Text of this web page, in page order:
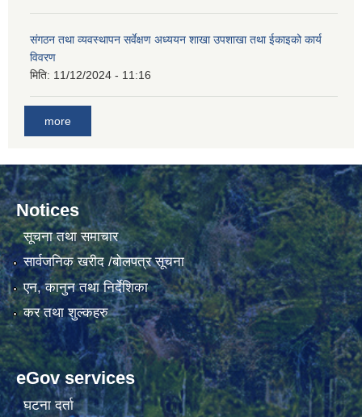
संगठन तथा व्यवस्थापन सर्वेक्षण अध्ययन शाखा उपशाखा तथा ईकाइको कार्य
विवरण
मिति: 11/12/2024 - 11:16
more
Notices
सूचना तथा समाचार
सार्वजनिक खरीद /बोलपत्र सूचना
एन, कानुन तथा निर्देशिका
कर तथा शुल्कहरु
eGov services
घटना दर्ता